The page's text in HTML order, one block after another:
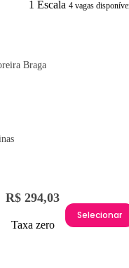
1 Escala 4 vagas
Braga
R$ 294,03
Taxa zero
Selecionar